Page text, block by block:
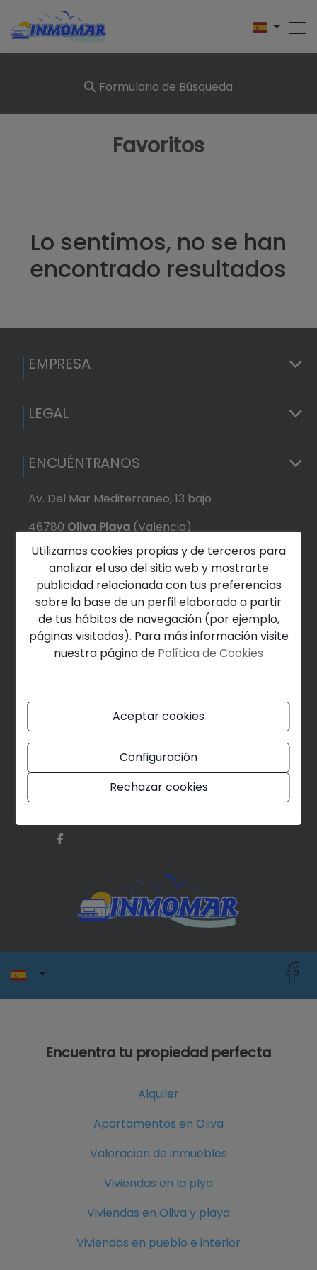
Formulario de Búsqueda
Favoritos
Lo sentimos, no se han
encontrado resultados
EMPRESA
LEGAL
ENCUÉNTRANOS
Av. Del Mar Mediterraneo, 13 bajo
46780 Oliva Playa (Valencia)
+34 611153995
~ Whatsapp ~
inmomar.ebl@gmail.com
Sábados: cita previa
Encuentra tu propiedad perfecta
Alquiler
Apartamentos en Oliva
Valoracion de inmuebles
Viviendas en la plya
Viviendas en Oliva y playa
Viviendas en pueblo e interior
Utilizamos cookies propias y de terceros para
analizar el uso del sitio web y mostrarte
publicidad relacionada con tus preferencias
sobre la base de un perfil elaborado a partir
de tus hábitos de navegación (por ejemplo,
páginas visitadas). Para más información visite
nuestra página de Política de Cookies
Aceptar cookies
Configuración
Rechazar cookies